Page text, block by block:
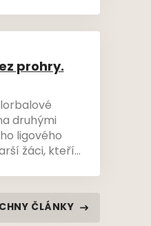
prohry.
druhými
ligového
žáci, kteří
představil
ČLÁNKY